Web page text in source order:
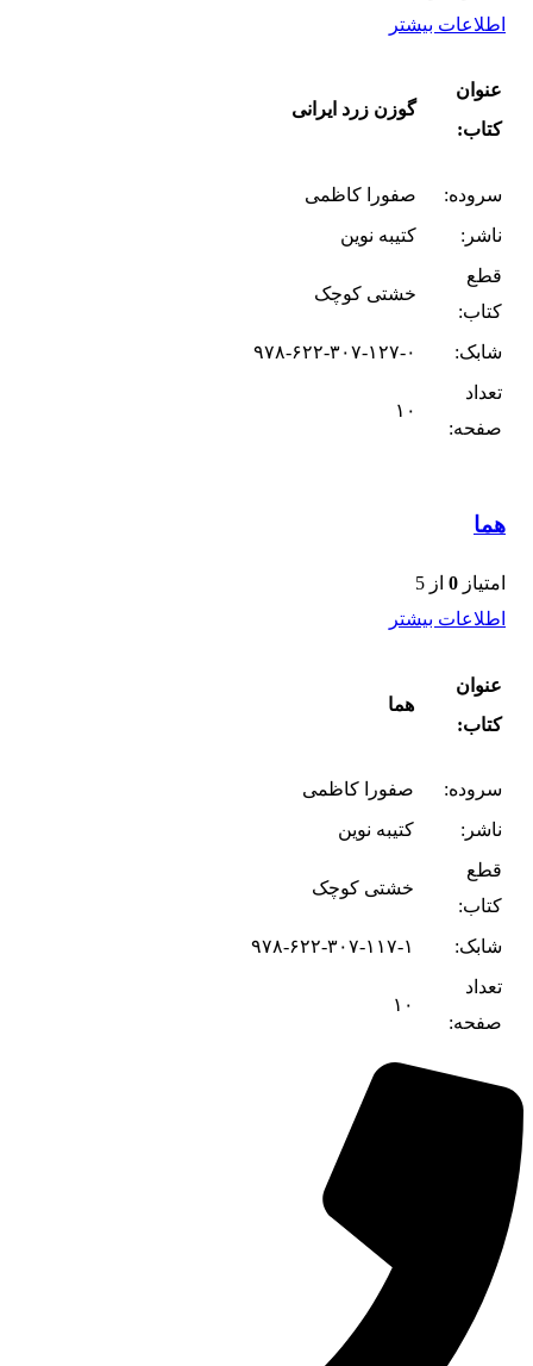
اطلاعات بیشتر
عنوان
کتاب:
گوزن زرد ایرانی
سروده:
صفورا کاظمی
ناشر:
کتیبه نوین
قطع
کتاب:
خشتی کوچک
شابک:
۹۷۸-۶۲۲-۳۰۷-۱۲۷-۰
تعداد
صفحه:
۱۰
هما
امتیاز 0 از 5
اطلاعات بیشتر
عنوان
کتاب:
هما
سروده:
صفورا کاظمی
ناشر:
کتیبه نوین
قطع
کتاب:
خشتی کوچک
شابک:
۹۷۸-۶۲۲-۳۰۷-۱۱۷-۱
تعداد
صفحه:
۱۰